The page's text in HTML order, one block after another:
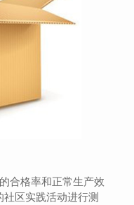
合格率和正常生产效
区实践活动进行测